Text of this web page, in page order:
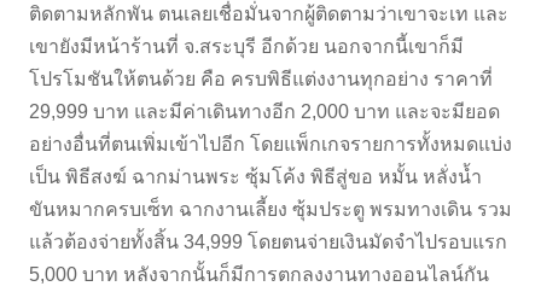
ติดตามหลักพัน ตนเลยเชื่อมั่นจากผู้ติดตามว่าเขาจะเท และ
เขายังมีหน้าร้านที่ จ.สระบุรี อีกด้วย นอกจากนี้เขาก็มี
โปรโมชันให้ตนด้วย คือ ครบพิธีแต่งงานทุกอย่าง ราคาที่
29,999 บาท และมีค่าเดินทางอีก 2,000 บาท และจะมียอด
อย่างอื่นที่ตนเพิ่มเข้าไปอีก โดยแพ็กเกจรายการทั้งหมดแบ่ง
เป็น พิธีสงฆ์ ฉากม่านพระ ซุ้มโค้ง พิธีสู่ขอ หมั้น หลั่งน้ำ
ขันหมากครบเซ็ท ฉากงานเลี้ยง ซุ้มประตู พรมทางเดิน รวม
แล้วต้องจ่ายทั้งสิ้น 34,999 โดยตนจ่ายเงินมัดจำไปรอบแรก
5,000 บาท หลังจากนั้นก็มีการตกลงงานทางออนไลน์กัน